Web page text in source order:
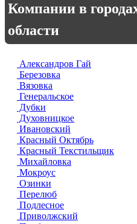
Компании в
области
Александров Гай
Березовка
Вязовка
Генеральское
Дубки
Духовницкое
Ивановский
Красный Октябрь
Красный Текстильщик
Михайловка
Мокроус
Озинки
Перелюб
Подлесное
Приволжский